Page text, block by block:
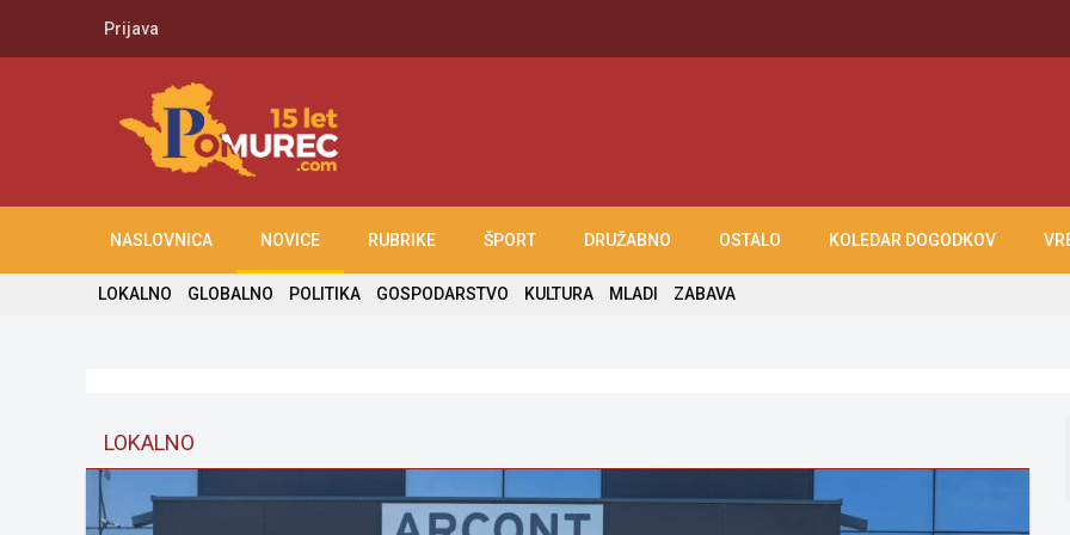
Prijava
NASLOVNICA NOVICE RUBRIKE ŠPORT DRUŽABNO OSTALO KOLEDAR DOGODKOV
LOKALNO GLOBALNO POLITIKA GOSPODARSTVO KULTURA MLADI ZABAVA
LOKALNO